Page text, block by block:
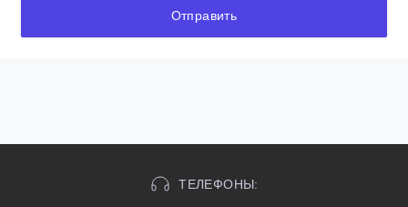
Отправить
ТЕЛЕФОНЫ: